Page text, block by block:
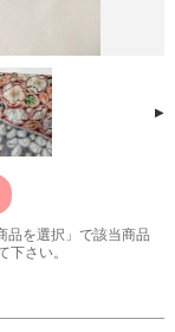
品を選択」で該当商品
下さい。